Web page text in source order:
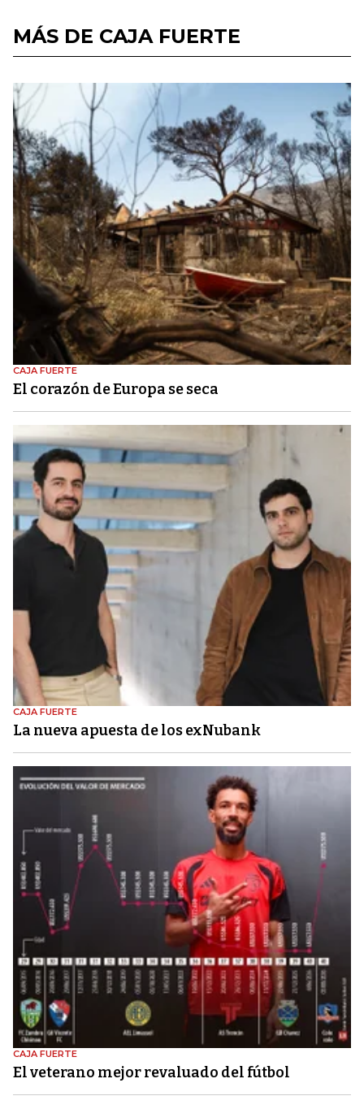
MÁS DE CAJA FUERTE
CAJA FUERTE
El corazón de Europa se seca
CAJA FUERTE
La nueva apuesta de los exNubank
CAJA FUERTE
El veterano mejor revaluado del fútbol